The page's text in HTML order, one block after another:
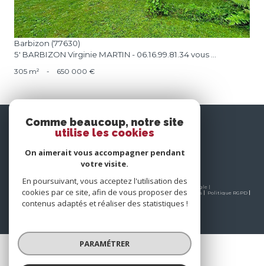
Barbizon (77630)
5' BARBIZON Virginie MARTIN - 06.16.99.81.34 vous ...
305 m² - 650 000 €
nous
suivre
© 2026 | Tous droits réservés | Traduction powered by Google |
Nos honoraires
Plan du site Mentions légales Admin Partenaires
Politique RGPD
Cookies
Comme beaucoup, notre site
utilise les cookies
On aimerait vous accompagner pendant
votre visite.
En poursuivant, vous acceptez l'utilisation des
cookies par ce site, afin de vous proposer des
contenus adaptés et réaliser des statistiques !
PARAMÉTRER